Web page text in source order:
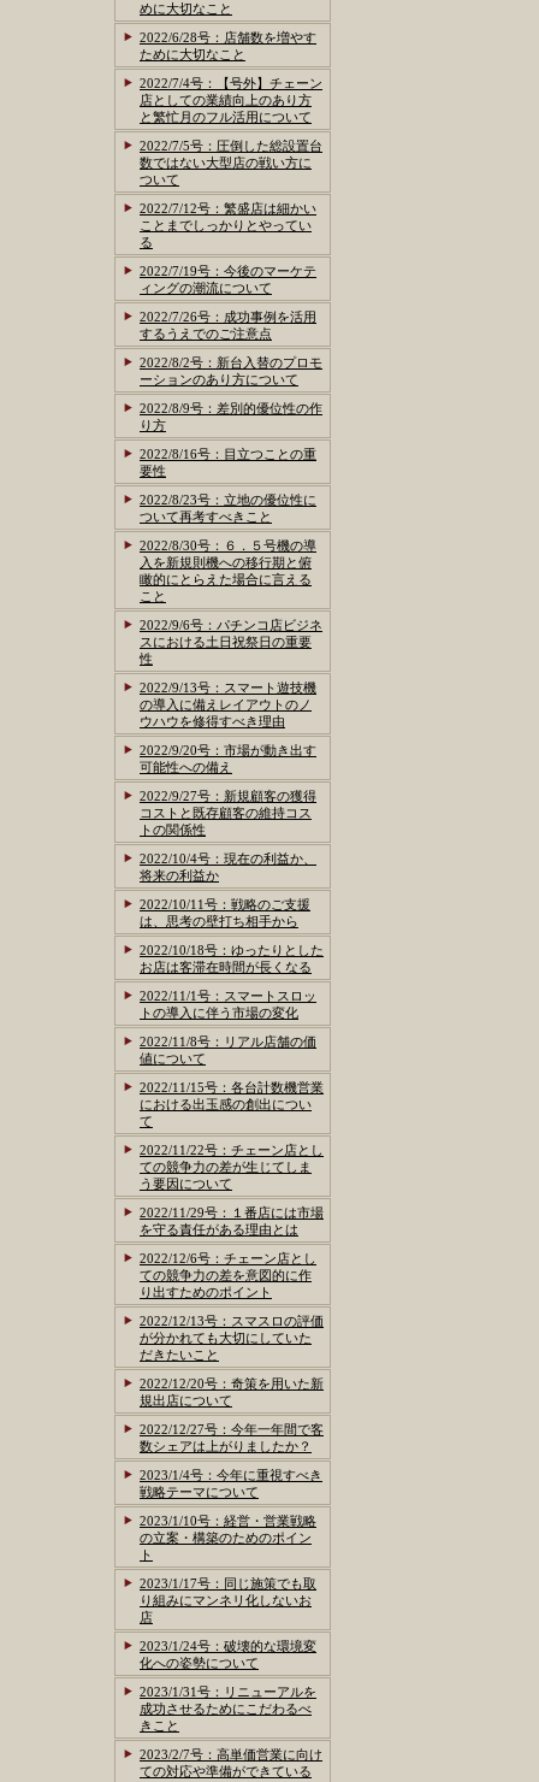
めに大切なこと
2022/6/28号：店舗数を増やす
ために大切なこと
2022/7/4号：【号外】チェーン
店としての業績向上のあり方
と繁忙月のフル活用について
2022/7/5号：圧倒した総設置台
数ではない大型店の戦い方に
ついて
2022/7/12号：繁盛店は細かい
ことまでしっかりとやってい
る
2022/7/19号：今後のマーケテ
ィングの潮流について
2022/7/26号：成功事例を活用
するうえでのご注意点
2022/8/2号：新台入替のプロモ
ーションのあり方について
2022/8/9号：差別的優位性の作
り方
2022/8/16号：目立つことの重
要性
2022/8/23号：立地の優位性に
ついて再考すべきこと
2022/8/30号：６．５号機の導
入を新規則機への移行期と俯
瞰的にとらえた場合に言える
こと
2022/9/6号：パチンコ店ビジネ
スにおける土日祝祭日の重要
性
2022/9/13号：スマート遊技機
の導入に備えレイアウトのノ
ウハウを修得すべき理由
2022/9/20号：市場が動き出す
可能性への備え
2022/9/27号：新規顧客の獲得
コストと既存顧客の維持コス
トの関係性
2022/10/4号：現在の利益か、
将来の利益か
2022/10/11号：戦略のご支援
は、思考の壁打ち相手から
2022/10/18号：ゆったりとした
お店は客滞在時間が長くなる
2022/11/1号：スマートスロッ
トの導入に伴う市場の変化
2022/11/8号：リアル店舗の価
値について
2022/11/15号：各台計数機営業
における出玉感の創出につい
て
2022/11/22号：チェーン店とし
ての競争力の差が生じてしま
う要因について
2022/11/29号：１番店には市場
を守る責任がある理由とは
2022/12/6号：チェーン店とし
ての競争力の差を意図的に作
り出すためのポイント
2022/12/13号：スマスロの評価
が分かれても大切にしていた
だきたいこと
2022/12/20号：奇策を用いた新
規出店について
2022/12/27号：今年一年間で客
数シェアは上がりましたか？
2023/1/4号：今年に重視すべき
戦略テーマについて
2023/1/10号：経営・営業戦略
の立案・構築のためのポイン
ト
2023/1/17号：同じ施策でも取
り組みにマンネリ化しないお
店
2023/1/24号：破壊的な環境変
化への姿勢について
2023/1/31号：リニューアルを
成功させるためにこだわるべ
きこと
2023/2/7号：高単価営業に向け
ての対応や準備ができている